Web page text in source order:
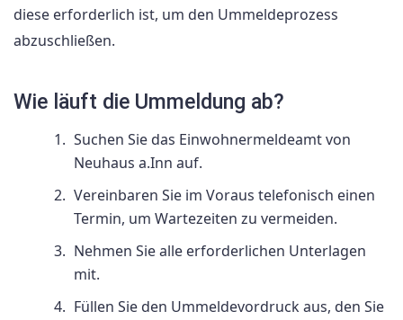
diese erforderlich ist, um den Ummeldeprozess
abzuschließen.
Wie läuft die Ummeldung ab?
Suchen Sie das Einwohnermeldeamt von
Neuhaus a.Inn auf.
Vereinbaren Sie im Voraus telefonisch einen
Termin, um Wartezeiten zu vermeiden.
Nehmen Sie alle erforderlichen Unterlagen
mit.
Füllen Sie den Ummeldevordruck aus, den Sie